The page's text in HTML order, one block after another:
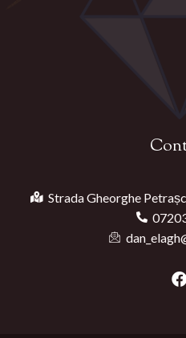
Strada Gheorghe